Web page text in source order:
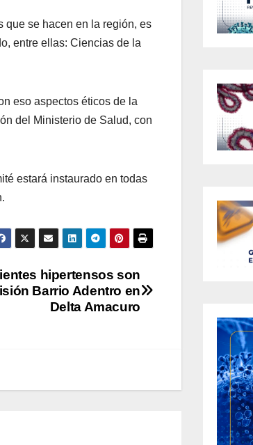
que se hacen en la región, es
entre ellas: Ciencias de la
eso aspectos éticos de la
del Ministerio de Salud, con
estará instaurado en todas
hipertensos son
Barrio Adentro en
Delta Amacuro